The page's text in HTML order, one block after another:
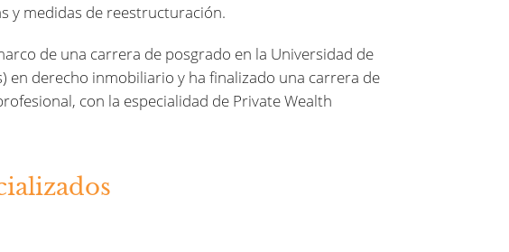
y medidas de reestructuración.
de una carrera de posgrado en la Universidad de
en derecho inmobiliario y ha finalizado una carrera de
con la especialidad de Private Wealth